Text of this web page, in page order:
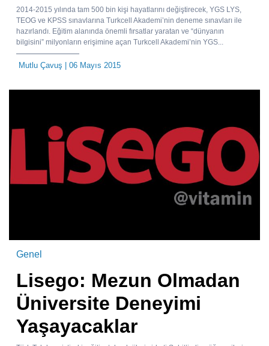
2014-2015 yılında tam 500 bin kişi hayatlarını değiştirecek, YGS LYS,
TEOG ve KPSS sınavlarına Turkcell Akademi’nin deneme sınavları ile
hazırlandı. Eğitim alanında önemli fırsatlar yaratan ve “dünyanın
bilgisini” milyonların erişimine açan Turkcell Akademi’nin YGS...
Mutlu Çavuş | 06 Mayıs 2015
Genel
Lisego: Mezun Olmadan
Üniversite Deneyimi
Yaşayacaklar